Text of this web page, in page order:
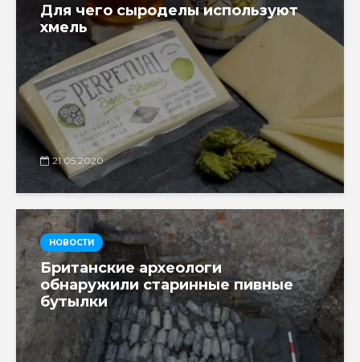
Для чего сыроделы используют
хмель
21.05.2020
НОВОСТИ
Британские археологи
обнаружили старинные пивные
бутылки